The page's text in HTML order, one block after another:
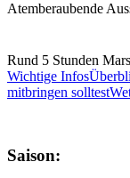
Atemberaubende
Rund 5 Stunden
Wichtige Infos
mitbringen solltest
Saison: